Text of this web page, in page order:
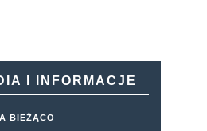
I INFORMACJE
BIEŻĄCO